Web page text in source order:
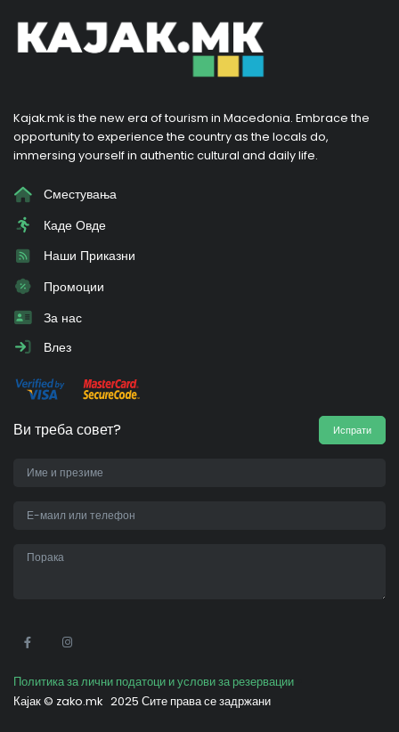
Kajak.mk is the new era of tourism in Macedonia. Embrace the
opportunity to experience the country as the locals do,
immersing yourself in authentic cultural and daily life.
Сместувања
Каде Овде
Наши Приказни
Промоции
За нас
Влез
Ви треба совет? Испрати
Политика за лични податоци и услови за резервации
Кајак © zako.mk 2025 Сите права се задржани